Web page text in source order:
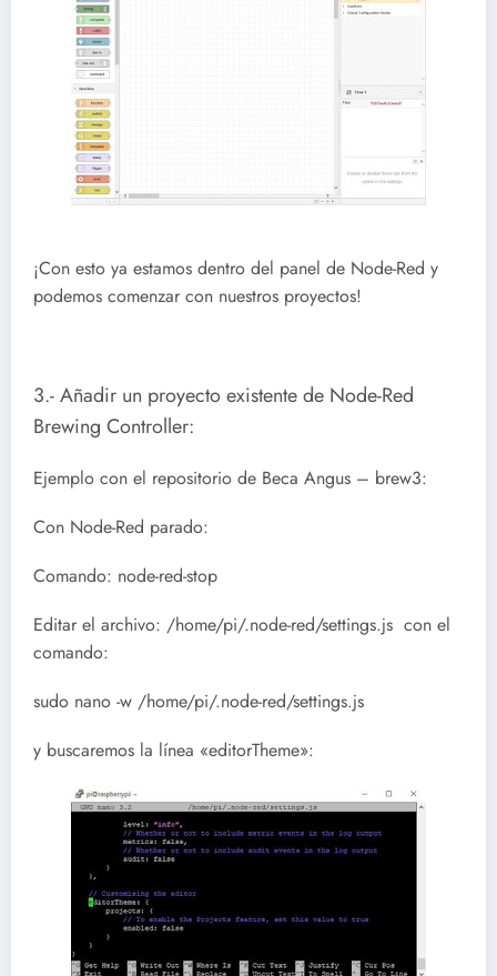
¡Con esto ya estamos dentro del panel de Node-Red y
podemos comenzar con nuestros proyectos!
3.- Añadir un proyecto existente de Node-Red
Brewing Controller:
Ejemplo con el repositorio de Beca Angus – brew3:
Con Node-Red parado:
Comando: node-red-stop
Editar el archivo: /home/pi/.node-red/settings.js con el
comando:
sudo nano -w /home/pi/.node-red/settings.js
y buscaremos la línea «editorTheme»: